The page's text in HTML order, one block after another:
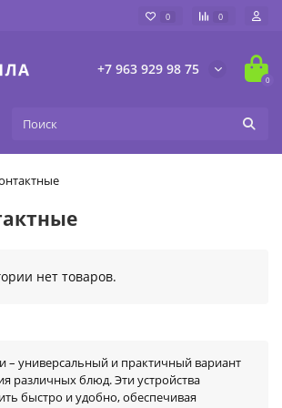
0 0
+7 963 929 98 75
0
нет товаров.
– универсальный и практичный вариант
различных блюд. Эти устройства
быстро и удобно, обеспечивая